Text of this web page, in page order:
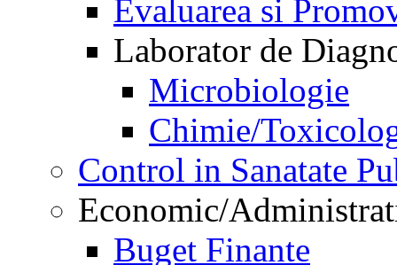
Evaluarea si
Laborator de
Microbiologie
Chimie/
Control in Sanatate
Economic/
Buget Finante